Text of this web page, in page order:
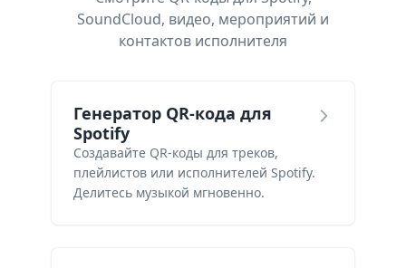
SoundCloud, видео, мероприятий и
контактов исполнителя
Генератор QR-кода для
Spotify
Создавайте QR-коды для треков,
плейлистов или исполнителей Spotify.
Делитесь музыкой мгновенно.